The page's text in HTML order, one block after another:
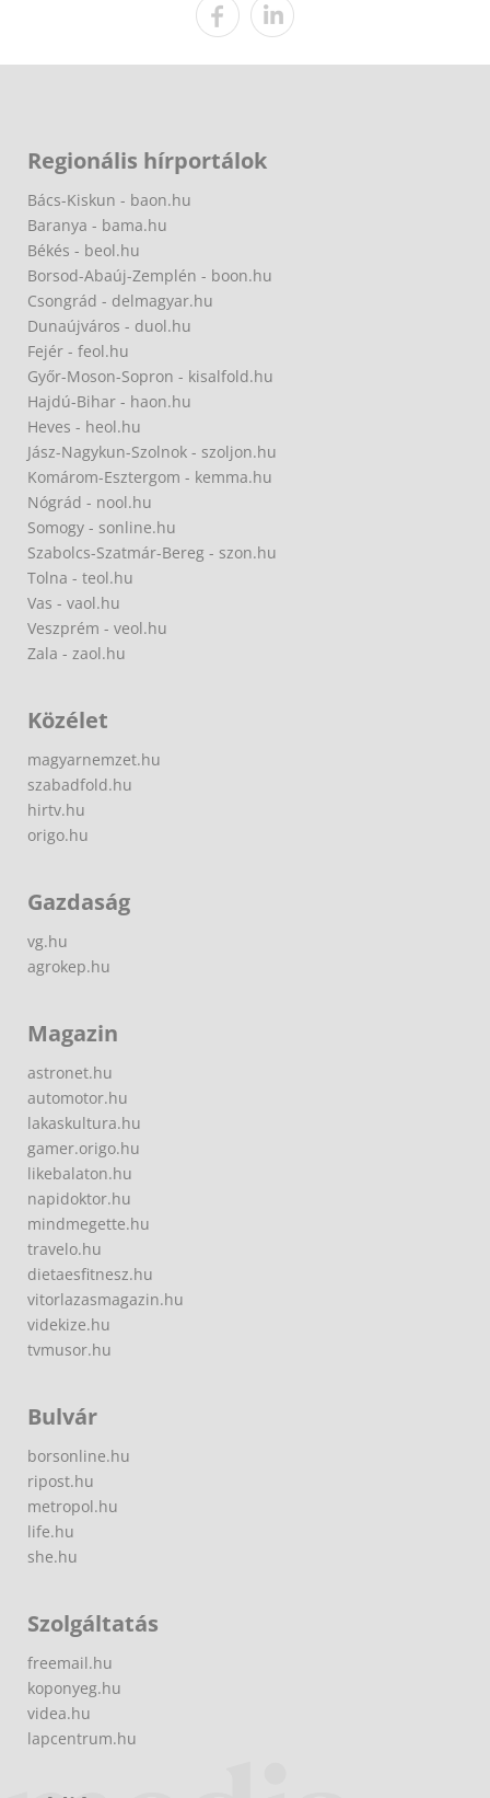
Regionális hírportálok
Bács-Kiskun - baon.hu
Baranya - bama.hu
Békés - beol.hu
Borsod-Abaúj-Zemplén - boon.hu
Csongrád - delmagyar.hu
Dunaújváros - duol.hu
Fejér - feol.hu
Győr-Moson-Sopron - kisalfold.hu
Hajdú-Bihar - haon.hu
Heves - heol.hu
Jász-Nagykun-Szolnok - szoljon.hu
Komárom-Esztergom - kemma.hu
Nógrád - nool.hu
Somogy - sonline.hu
Szabolcs-Szatmár-Bereg - szon.hu
Tolna - teol.hu
Vas - vaol.hu
Veszprém - veol.hu
Zala - zaol.hu
Közélet
magyarnemzet.hu
szabadfold.hu
hirtv.hu
origo.hu
Gazdaság
vg.hu
agrokep.hu
Magazin
astronet.hu
automotor.hu
lakaskultura.hu
gamer.origo.hu
likebalaton.hu
napidoktor.hu
mindmegette.hu
travelo.hu
dietaesfitnesz.hu
vitorlazasmagazin.hu
videkize.hu
tvmusor.hu
Bulvár
borsonline.hu
ripost.hu
metropol.hu
life.hu
she.hu
Szolgáltatás
freemail.hu
koponyeg.hu
videa.hu
lapcentrum.hu